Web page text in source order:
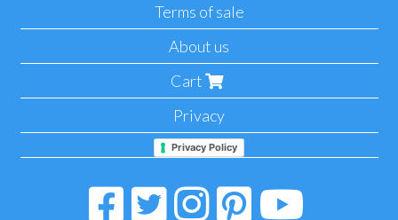
Terms of sale
About us
Cart
Privacy
Privacy Policy